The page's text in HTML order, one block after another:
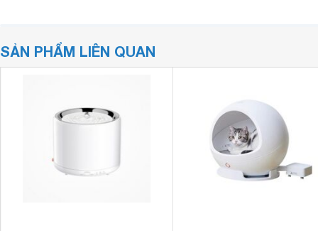
SẢN PHẨM LIÊN QUAN